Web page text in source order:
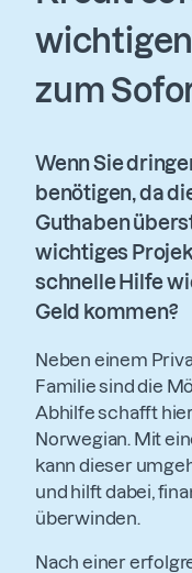
zum
Wenn Sie
benötigen, da
Guthaben
wichtiges
schnelle Hilfe
Geld kommen?
Neben einem
Familie sind die
Abhilfe schafft
Norwegian. Mit
kann dieser
und hilft dabei,
überwinden.
Nach einer